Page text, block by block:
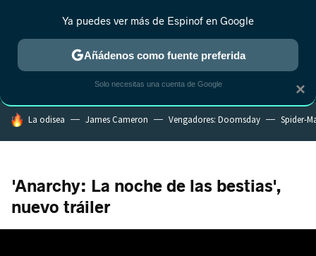
MENÚ NUEVO
ESTRENOS REALITY ANIME RANKINGS CINE
HOY SE HABLA DE
La odisea James Cameron Vengadores: Doomsday Spider-
'Anarchy: La noche de las bestias',
nuevo tráiler
×
Ya puedes ver más de Espinof en Google
Añádenos como fuente preferida
Solo necesitas una cuenta de Google